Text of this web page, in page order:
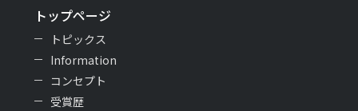
トップページ
トピックス
Information
コンセプト
受賞歴